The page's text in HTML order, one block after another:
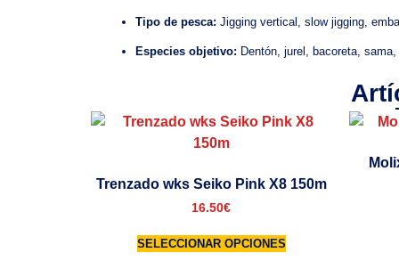
Tipo de pesca: Jigging vertical, slow jigging,
Especies objetivo: Dentón, jurel, bacoreta,
Trenzado wks Seiko Pink X8 150m
16.50€
SELECCIONAR OPCIONES